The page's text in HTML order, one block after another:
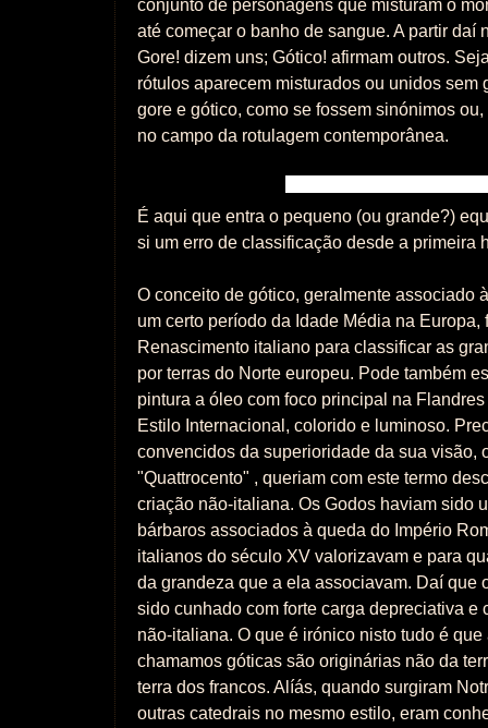
conjunto de personagens que misturam o
até começar o banho de sangue. A partir daí
Gore! dizem uns; Gótico! afirmam outros.
rótulos aparecem misturados ou unidos sem
gore e gótico, como se fossem sinónimos
no campo da rotulagem contemporânea.
É aqui que entra o pequeno (ou grande?)
si um erro de classificação desde a primeira
O conceito de gótico, geralmente associado
um certo período da Idade Média na Europa,
Renascimento italiano para classificar as
por terras do Norte europeu. Pode também
pintura a óleo com foco principal na
Estilo Internacional, colorido e luminoso.
convencidos da superioridade da sua visão,
"Quattrocento" , queriam com este termo
criação não-italiana. Os Godos haviam sido
bárbaros associados à queda do Império
italianos do século XV valorizavam e para
da grandeza que a ela associavam. Daí que
sido cunhado com forte carga depreciativa e
não-italiana. O que é irónico nisto tudo é
chamamos góticas são originárias não da
terra dos francos. Alíás, quando surgiram
outras catedrais no mesmo estilo, eram